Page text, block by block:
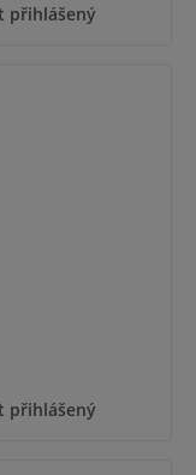
přihlášený
přihlášený